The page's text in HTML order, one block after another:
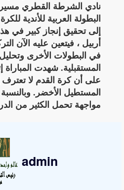
نادي الشرطة القطري
البطولة العربية للأندية
إلى تحقيق إنجاز كبير في
أربيل ، فيتعين عليه الآن
في البطولات الأخرى
المستقبلية. شهدت المباراة
على أن كرة القدم لا تعترف
المستطيل الأخضر.
مواجهة تحمل الكثير من
admin